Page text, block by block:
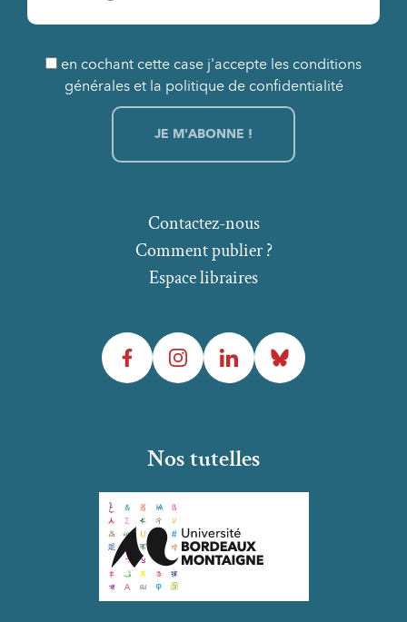
en cochant cette case j'accepte les conditions
générales et la politique de confidentialité
Comment publier ?
Espace libraires
Contactez-nous
FacebookInstagramLinkedInBluesky
Nos tutelles